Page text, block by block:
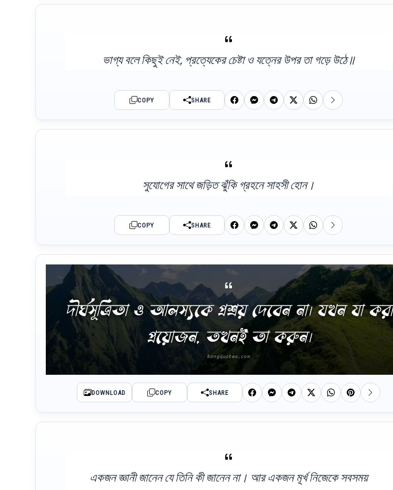
ভাগ্য বলে কিছুই নেই, প্রত্যেকের চেষ্টা ও যত্নের উপর তা গড়ে উঠে॥
COPY SHARE
সুযোগের সাথে জড়িত ঝুঁকি গ্রহনে সাহসী হোন।
COPY SHARE
দীর্ঘসূত্রিতা ও আলস্যকে প্রশ্রয় দেবেন না। যখন যা করা
প্রয়োজন, তখনই তা করুন।
DOWNLOAD COPY SHARE
একজন জ্ঞানী জানেন যে তিনি কী জানেন না। আর একজন মূর্খ নিজেকে সবসময়